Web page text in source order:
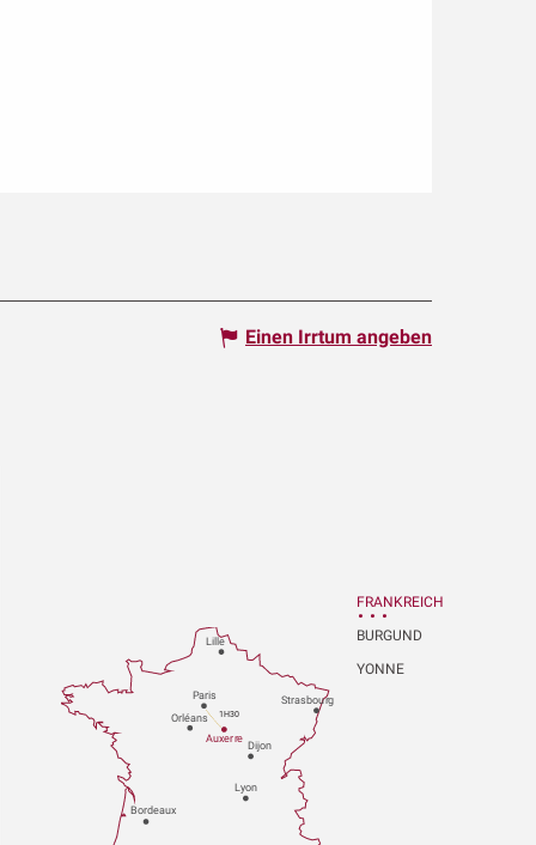
Einen Irrtum angeben
Paris
Dijon
Orléans
Bordeaux
Lyon
Auxerre
Strasbourg
Lille
1H30
FRANKREICH
BURGUND
YONNE